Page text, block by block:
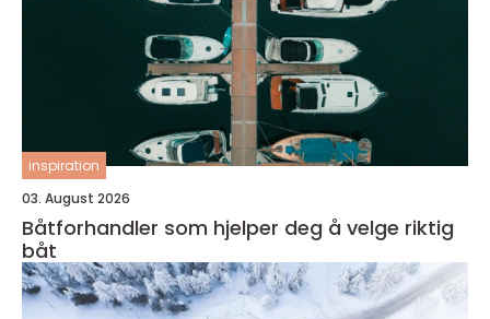
inspiration
03. August 2026
Båtforhandler som hjelper deg å velge riktig
båt